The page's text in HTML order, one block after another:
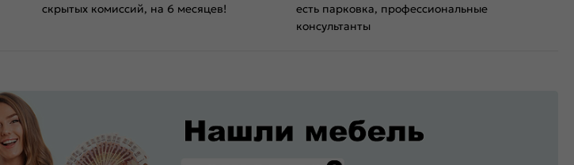
скрытых комиссий, на 6 месяцев!
есть парковка, профессиональные
консультанты